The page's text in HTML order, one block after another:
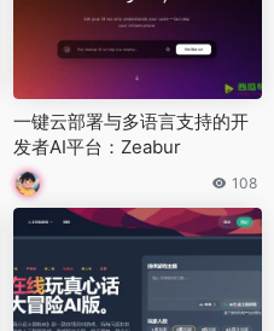
一键云部署与多语言支持的开
发者AI平台：Zeabur
108